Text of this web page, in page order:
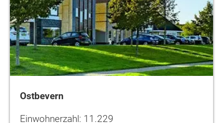
Ostbevern
Einwohnerzahl: 11.229